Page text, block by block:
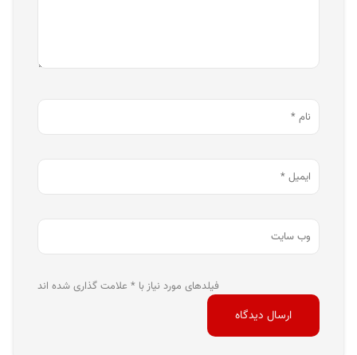
فیلدهای مورد نیاز با * علامت گذاری شده اند